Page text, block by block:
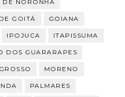
DE NORONHA
GOITÁ GOIANA
IPOJUCA ITAPISSUMA
DOS GUARARAPES
MORENO
PALMARES